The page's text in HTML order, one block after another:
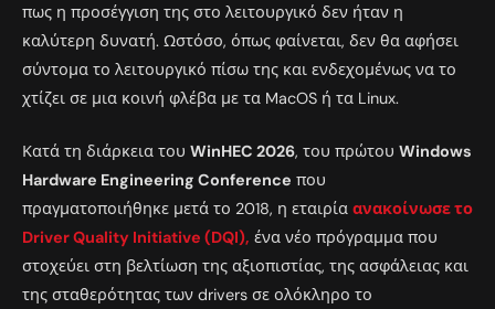
πως η προσέγγιση της στο λειτουργικό δεν ήταν η
καλύτερη δυνατή. Ωστόσο, όπως φαίνεται, δεν θα αφήσει
σύντομα το λειτουργικό πίσω της και ενδεχομένως να το
χτίζει σε μια κοινή φλέβα με τα MacOS ή τα Linux.
Κατά τη διάρκεια του WinHEC 2026, του πρώτου Windows
Hardware Engineering Conference που
πραγματοποιήθηκε μετά το 2018, η εταιρία ανακοίνωσε το
Driver Quality Initiative (DQI), ένα νέο πρόγραμμα που
στοχεύει στη βελτίωση της αξιοπιστίας, της ασφάλειας και
της σταθερότητας των drivers σε ολόκληρο το